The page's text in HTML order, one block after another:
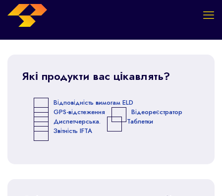
Які продукти вас цікавлять?
Відповідність вимогам ELD
GPS-відстеження
Відеореєстратор
Диспетчерська.
Таблетки
Звітність IFTA